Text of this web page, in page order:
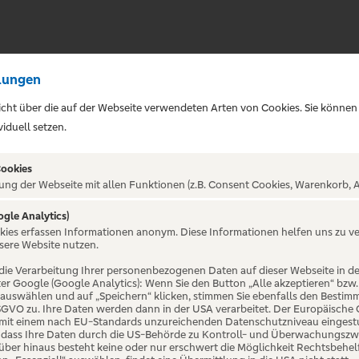
NICHT
über die auf der Webseite verwendeten Arten von Cookies. Sie
setzen.
der Webseite mit allen Funktionen (z.B. Consent Cookies, Warenkorb,
Analytics)
erfassen Informationen anonym. Diese Informationen helfen uns zu
Website nutzen.
Verarbeitung Ihrer personenbezogenen Daten auf dieser Webseite in
Google (Google Analytics): Wenn Sie den Button „Alle akzeptieren“
und auf „Speichern“ klicken, stimmen Sie ebenfalls den
zu. Ihre Daten werden dann in der USA verarbeitet. Der
einem nach EU-Standards unzureichenden Datenschutzniveau
Ihre Daten durch die US-Behörde zu Kontroll- und
hinaus besteht keine oder nur erschwert die Möglichkeit